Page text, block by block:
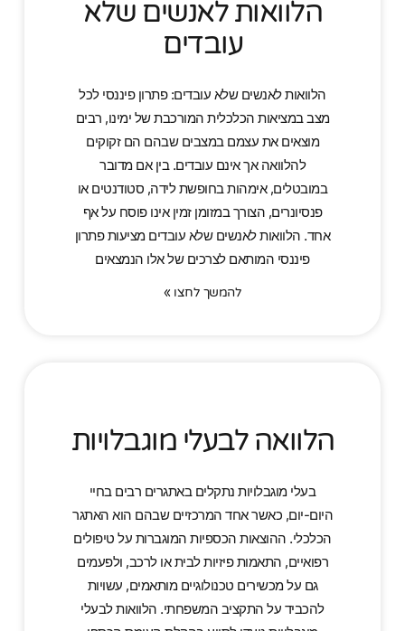
הלוואות לאנשים שלא
עובדים
הלוואות לאנשים שלא עובדים: פתרון פיננסי לכל
מצב במציאות הכלכלית המורכבת של ימינו, רבים
מוצאים את עצמם במצבים שבהם הם זקוקים
להלוואה אך אינם עובדים. בין אם מדובר
במובטלים, אימהות בחופשת לידה, סטודנטים או
פנסיונרים, הצורך במזומן זמין אינו פוסח על אף
אחד. הלוואות לאנשים שלא עובדים מציעות פתרון
פיננסי המותאם לצרכים של אלו הנמצאים
להמשך לחצו »
הלוואה לבעלי מוגבלויות
בעלי מוגבלויות נתקלים באתגרים רבים בחיי
היום-יום, כאשר אחד המרכזיים שבהם הוא האתגר
הכלכלי. ההוצאות הכספיות המוגברות על טיפולים
רפואיים, התאמות פיזיות לבית או לרכב, ולפעמים
גם על מכשירים טכנולוגיים מותאמים, עשויות
להכביד על התקציב המשפחתי. הלוואות לבעלי